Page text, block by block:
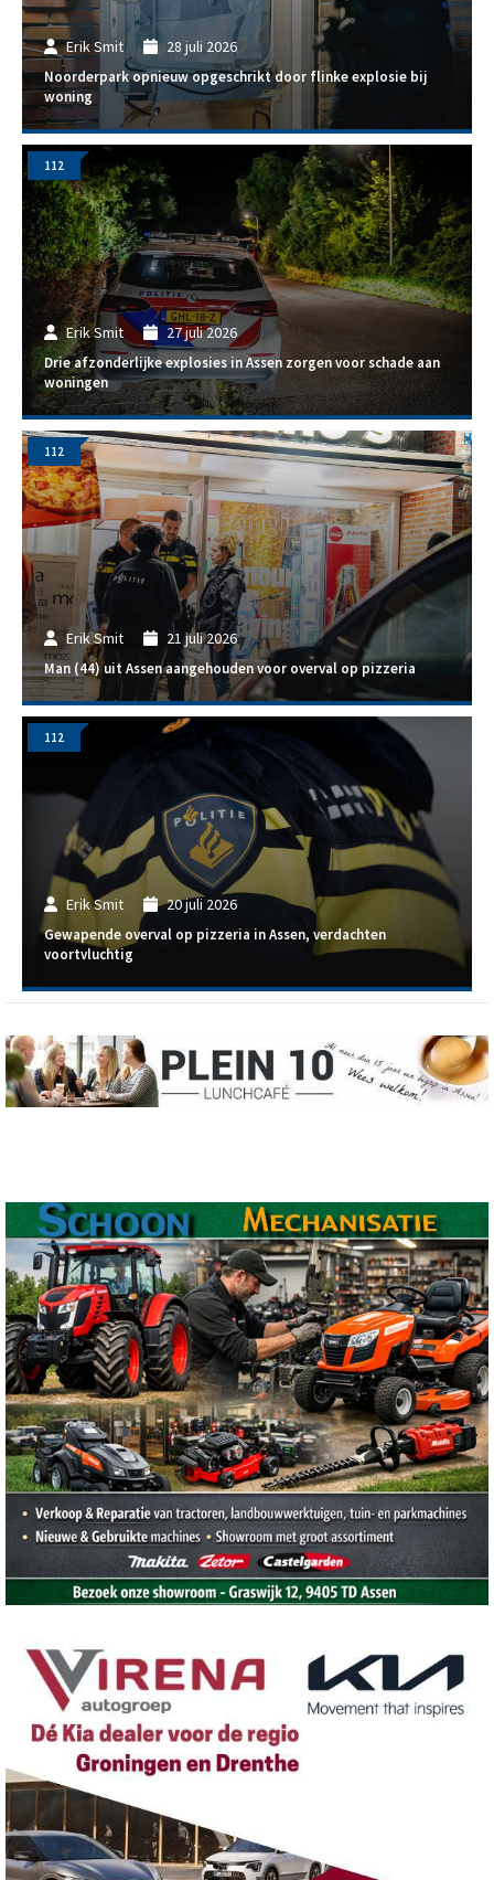
Erik Smit 28 juli 2026
Noorderpark opnieuw opgeschrikt door flinke explosie bij
woning
Erik Smit 27 juli 2026
Drie afzonderlijke explosies in Assen zorgen voor schade aan
woningen
112
Erik Smit 21 juli 2026
Man (44) uit Assen aangehouden voor overval op pizzeria
112
Erik Smit 20 juli 2026
Gewapende overval op pizzeria in Assen, verdachten
voortvluchtig
112